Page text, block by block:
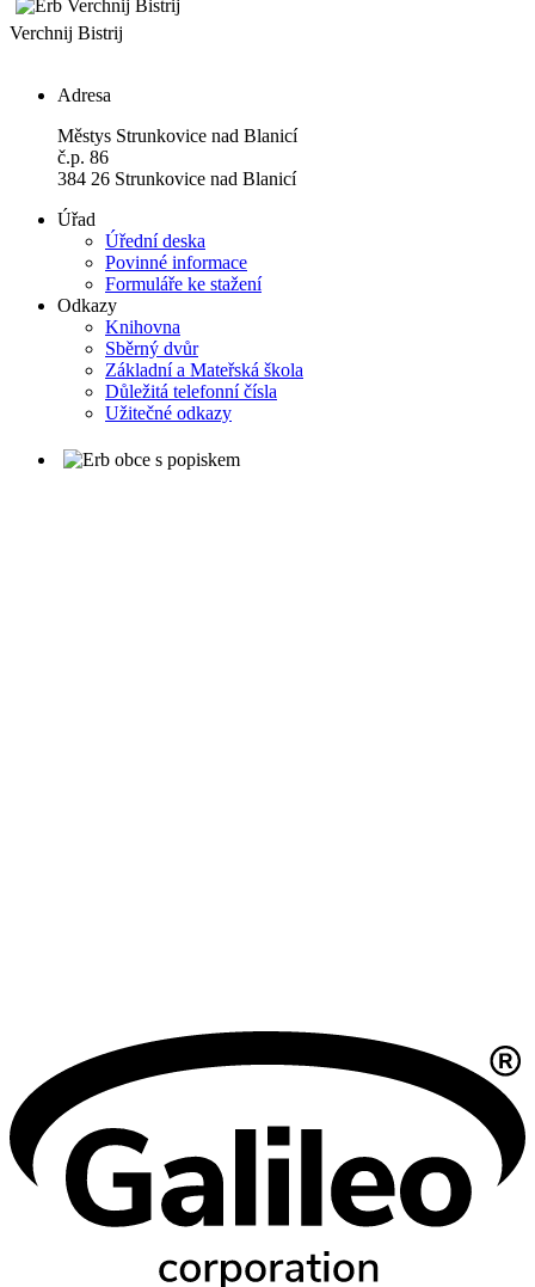
Verchnij Bistrij
Adresa
Městys Strunkovice nad Blanicí
č.p. 86
384 26 Strunkovice nad Blanicí
Úřad
Úřední deska
Povinné informace
Formuláře ke stažení
Odkazy
Knihovna
Sběrný dvůr
Základní a Mateřská škola
Důležitá telefonní čísla
Užitečné odkazy